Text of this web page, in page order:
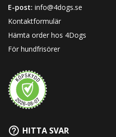
E-post: info@4dogs.se
Kontaktformulär
Hämta order hos 4Dogs
För hundfrisörer
HITTA SVAR